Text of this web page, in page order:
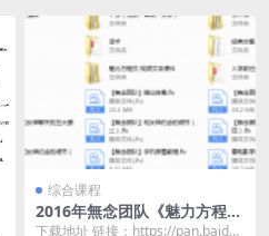
综合课程
2016年無念团队《魅力方程式
4.0》
下载地址 链接：https://pan.baidu.